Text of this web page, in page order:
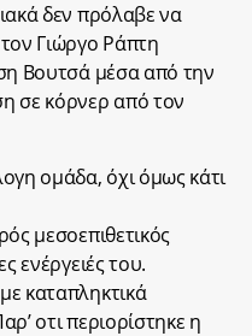
δεν πρόλαβε να
Γιώργο Ράπτη
Βουτσά μέσα από την
σε κόρνερ από τον
ομάδα, όχι όμως κάτι
μεσοεπιθετικός
ενέργειές του.
καταπληκτικά
οτι περιορίστηκε η